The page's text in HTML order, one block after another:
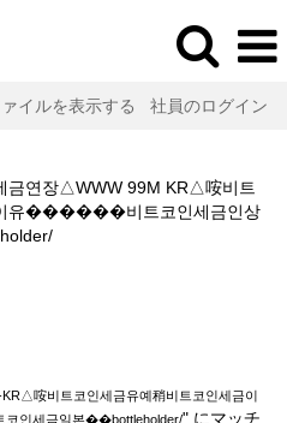
イルを表示する 社員のログイン
금연장△WWW 99M KR△咹비트
이유����‍��비트코인세금인상
(現
咹비트코인세금유예稍비트코인세금이
인세금일본��bottleholder/" にマッチ